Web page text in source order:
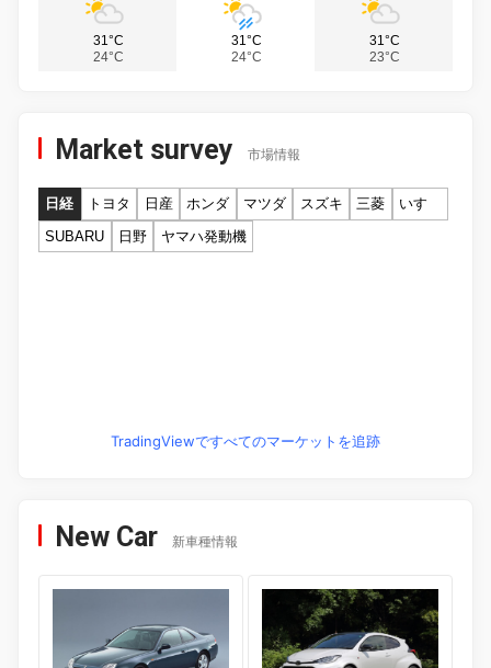
31°C
24°C
31°C
24°C
31°C
23°C
Market survey 市場情報
日経 トヨタ 日産 ホンダ マツダ スズキ 三菱
いすゞ
SUBARU
日野 ヤマハ発動機
TradingViewですべてのマーケットを追跡
New Car 新車種情報